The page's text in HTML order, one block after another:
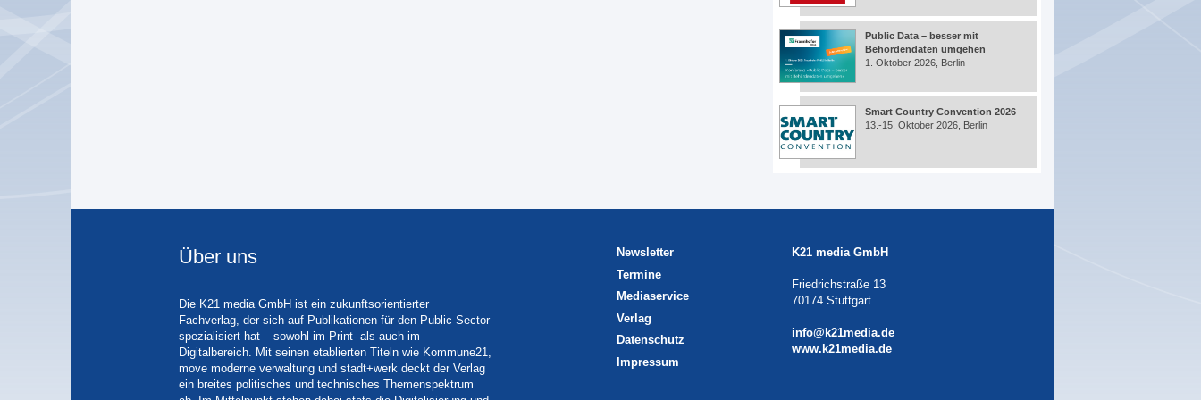
Public Data – besser mit
Behördendaten umgehen
1. Oktober 2026, Berlin
Smart Country Convention 2026
13.-15. Oktober 2026, Berlin
Über uns
Die K21 media GmbH ist ein zukunftsorientierter
Fachverlag, der sich auf Publikationen für den Public Sector
spezialisiert hat – sowohl im Print- als auch im
Digitalbereich. Mit seinen etablierten Titeln wie Kommune21,
move moderne verwaltung und stadt+werk deckt der Verlag
ein breites politisches und technisches Themenspektrum
Newsletter
Termine
Mediaservice
Verlag
Datenschutz
Impressum
K21 media GmbH
Friedrichstraße 13
70174 Stuttgart
info@k21media.de
www.k21media.de